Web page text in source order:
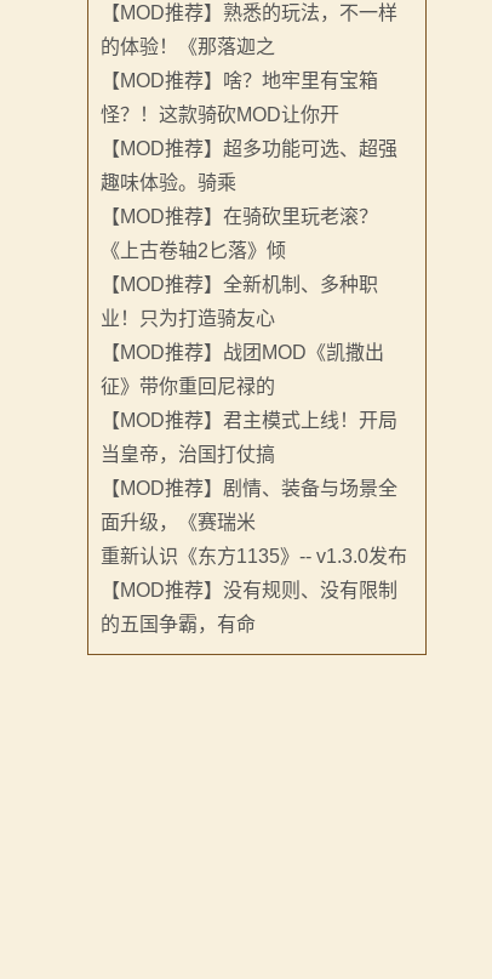
【MOD推荐】熟悉的玩法，不一样
的体验！《那落迦之
【MOD推荐】啥？地牢里有宝箱
怪？！这款骑砍MOD让你开
【MOD推荐】超多功能可选、超强
趣味体验。骑乘
【MOD推荐】在骑砍里玩老滚？
《上古卷轴2匕落》倾
【MOD推荐】全新机制、多种职
业！只为打造骑友心
【MOD推荐】战团MOD《凯撒出
征》带你重回尼禄的
【MOD推荐】君主模式上线！开局
当皇帝，治国打仗搞
【MOD推荐】剧情、装备与场景全
面升级，《赛瑞米
重新认识《东方1135》-- v1.3.0发布
【MOD推荐】没有规则、没有限制
的五国争霸，有命